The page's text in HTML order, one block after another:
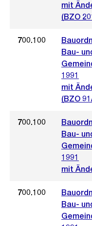
mit
(BZO
700.100
Bau-
1991
mit
(BZO
700.100
Bau-
1991
mit
700.100
Bau-